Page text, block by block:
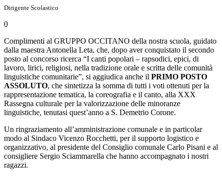
Dirigente Scolastico
0
Complimenti al GRUPPO OCCITANO della nostra scuola, guidato
dalla maestra Antonella Leta, che, dopo aver conquistato il secondo
posto al concorso ricerca “I canti popolari – rapsodici, epici, di
lavoro, lirici, religiosi, nella tradizione orale e scritta delle comunità
linguistiche comunitarie”, si aggiudica anche il PRIMO POSTO
ASSOLUTO, che sintetizza la somma di tutti i voti ottenuti per la
rappresentazione tematica, la coreografia e il canto, alla XXX
Rassegna culturale per la valorizzazione delle minoranze
linguistiche, tenutasi quest’anno a S. Demetrio Corone.
Un ringraziamento all’amministrazione comunale e in particolar
modo al Sindaco Vicenzo Rocchetti, per il supporto logistico e
organizzativo, al presidente del Consiglio comunale Carlo Pisani e al
consigliere Sergio Sciammarella che hanno accompagnato i nostri
ragazzi.